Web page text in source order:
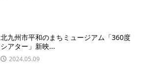
北九州市平和のまちミュージアム「360度
シアター」新映...
2024.05.09